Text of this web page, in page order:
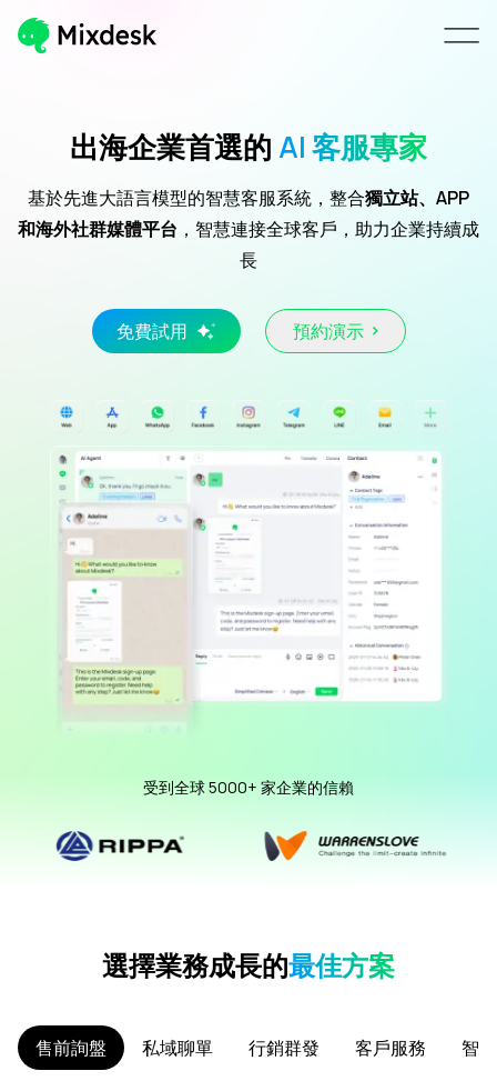
出海企業首選的 AI 客服專家
基於先進大語言模型的智慧客服系統，整合獨立站、APP
和海外社群媒體平台 ，智慧連接全球客戶，助力企業持續成
長
免費試用 預約演示
受到全球 5000+ 家企業的信賴
選擇業務成長的最佳方案
售前詢盤 私域聊單 行銷群發 客戶服務 智